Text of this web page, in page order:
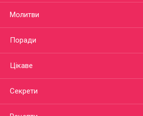
Молитви
Поради
Цікаве
Секрети